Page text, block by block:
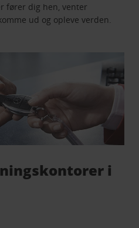
fører dig hen, venter
ud og opleve verden.
i